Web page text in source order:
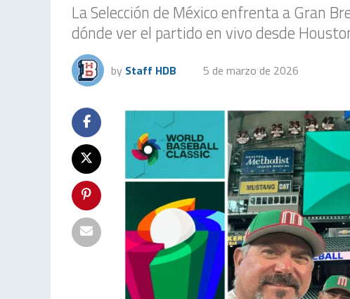
La Selección de México enfrenta a Gran
dónde ver el partido en vivo desde
by Staff HDB 5 de marzo de 2026